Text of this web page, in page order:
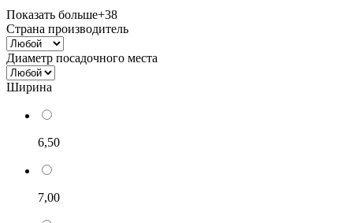
Показать больше+38
Страна производитель
Диаметр посадочного места
Ширина
6,50
7,00